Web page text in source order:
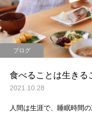
ブログ
食べることは生きる
2021.10.28
人間は生涯で、睡眠時間